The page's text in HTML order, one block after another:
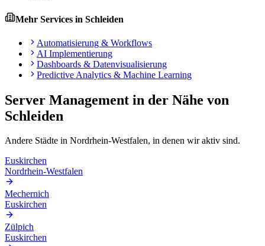
Mehr Services in Schleiden
Automatisierung & Workflows
AI Implementierung
Dashboards & Datenvisualisierung
Predictive Analytics & Machine Learning
Server Management in der Nähe von
Schleiden
Andere Städte in Nordrhein-Westfalen, in denen wir aktiv sind.
Euskirchen
Nordrhein-Westfalen
Mechernich
Euskirchen
Zülpich
Euskirchen